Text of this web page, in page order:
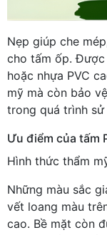
Nẹp giúp che
cho tấm ốp. Được
hoặc nhựa PVC
mỹ mà còn bảo
trong quá trình sử
Ưu điểm của tấm
Hình thức thẩm
Những màu sắc
vết loang màu
cao. Bề mặt còn